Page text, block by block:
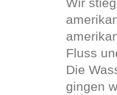
Fluss
Die
gingen